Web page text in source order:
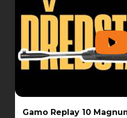
Gamo Replay 10